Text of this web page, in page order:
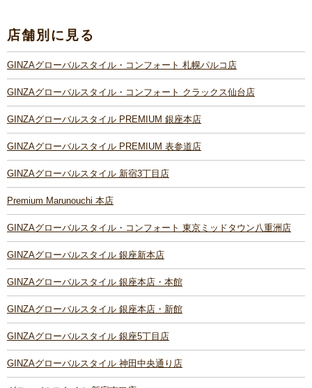
店舗別に見る
GINZAグローバルスタイル・コンフォート 札幌パルコ店
GINZAグローバルスタイル・コンフォート クラックス仙台店
GINZAグローバルスタイル PREMIUM 銀座本店
GINZAグローバルスタイル PREMIUM 表参道店
GINZAグローバルスタイル 新宿3丁目店
Premium Marunouchi 本店
GINZAグローバルスタイル・コンフォート 東京ミッドタウン八重洲店
GINZAグローバルスタイル 銀座新本店
GINZAグローバルスタイル 銀座本店・本館
GINZAグローバルスタイル 銀座本店・新館
GINZAグローバルスタイル 銀座5丁目店
GINZAグローバルスタイル 神田中央通り店